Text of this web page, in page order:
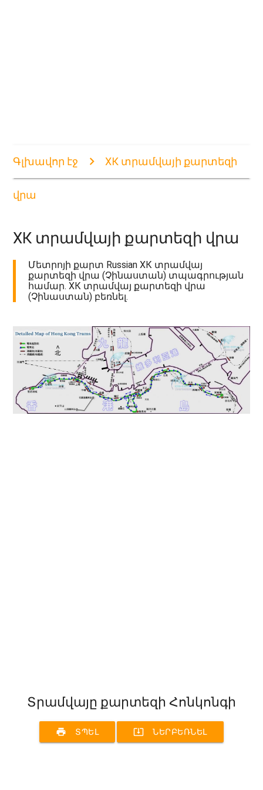
Գլխավոր էջ ХК տրամվայի քարտեզի
վրա
ХК տրամվայի քարտեզի վրա
Մետրոյի քարտ Russian ХК տրամվայ
քարտեզի վրա (Չինաստան) տպագրության
համար. ХК տրամվայ քարտեզի վրա
(Չինաստան) բեռնել.
Տրամվայը քարտեզի Հոնկոնգի
print ՏՊԵԼ system_update_alt ՆԵՐԲԵՌՆԵԼ